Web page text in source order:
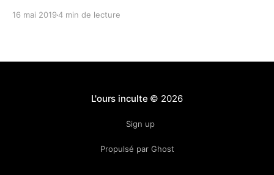
16 mai 20194 min de lecture
L'ours inculte © 2026
Sign up
Propulsé par Ghost